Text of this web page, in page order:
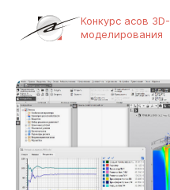
Конкурс асов 3D-
моделирования